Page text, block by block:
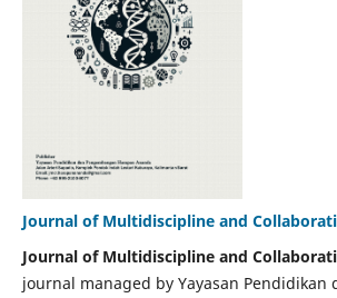
Journal of Multidiscipline and
Journal of Multidiscipline and
journal managed by Yayasan Pendidikan